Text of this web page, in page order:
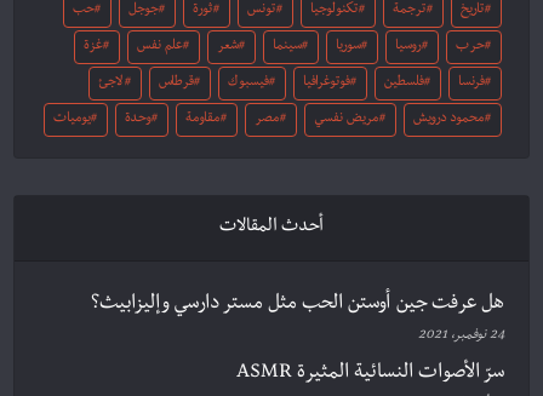
تاريخ ترجمة تكنولوجيا تونس ثورة جوجل حب
حرب روسيا سوريا سينما شعر علم نفس غزة
فرنسا فلسطين فوتوغرافيا فيسبوك قرطاس لاجئ
محمود درويش مريض نفسي مصر مقاومة وحدة يوميات
أحدث المقالات
هل عرفت جين أوستن الحب مثل مستر دارسي وإليزابيث؟
24 نوفمبر، 2021
سرّ الأصوات النسائية المثيرة ASMR